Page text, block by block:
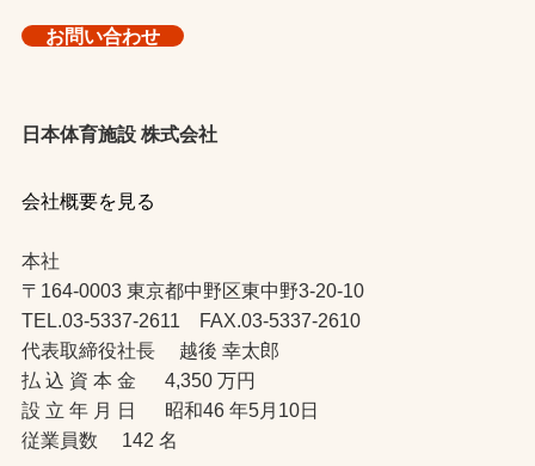
お問い合わせ
日本体育施設 株式会社
会社概要を見る
本社
〒164-0003 東京都中野区東中野3-20-10
TEL.03-5337-2611 FAX.03-5337-2610
代表取締役社長 越後 幸太郎
払 込 資 本 金 4,350 万円
設 立 年 月 日 昭和46 年5月10日
従業員数 142 名